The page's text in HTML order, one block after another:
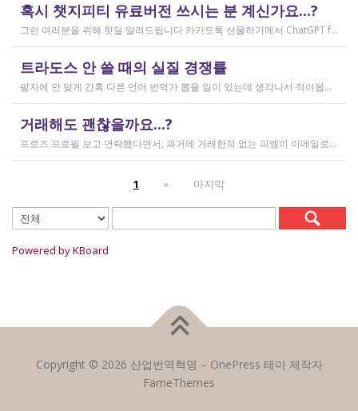
2026.02.20
혹시 챗지피티 유료버전 쓰시는 분 계신가요...?
그런 여러분을 위해 핫딜 알려드립니다 카카오톡 선물하기에서 ChatGPT for Kakao 쳐서 들어가 보시면 한달에 200달러짜리 프로 버전을 2만9천원에 팔고 있습니다. 이벤트 성이라서 계속 판매는 안 할 것 같고 5개 구매 제한도 있긴 하지만, 어차피 3만원씩 내고 플러스 버전 쓰시고 계시다면 같은 가격에 프로 써보는 것도 나쁘지 않을 것 같아요 ㅎㅎ 저도 혹시 사기 아닌가 긴가민가했는데 진짜 프로 버전 맞더라고요.
트라도스 안 쓸 때의 실질 경쟁률
팔자에 안 맞게 간혹 다른 언어 번역가 뽑을 일이 있는데 생각나서 적어봅니다 트라도스/메모큐를 사야 하냐? 라는 질문은 설득의 대상이 아니라고 생각해서 그냥 두는 편인데요 질문 전 적극적으로 정보를 찾아보는 상태에서는 의미가 있을 것입니다 뽑히는 입장에선 잘 모르는데, 뽑는 입장에서는 트라도스/메모큐 안 쓰는 사람은 걸러버리면 정말 편합니다 주어진 업무를 못 한다는 뜻이거든요 1) 용어 1천개가 든 용어집이 있음 2) 기존에 쓰던 번역 메모리가 있음 상당히 흔한 상황인데, 트라도스/메모큐를 안 쓰고 외워서 작업이 가능한 사람은 산업스파이 쪽으로 가셔야지 여기 있으면 안 됨 저 스크린샷에도 제가 답변한 사람은 얼마 안 되는데요 챗지피티로 '트라도스 사용자/기타 요건(단가 등)' 맞는 사람만 필터로 건져서 답변하는 겁니다 아마 트라도스 안 써도 되는 운전면허증 번역같은 업무도 있을 텐데, 그런 것은 단발성이고 업데이트가 없으며 없는 자들끼리 경쟁해서 경쟁률이 아주 높을 겁니다.
거래해도 괜찮을까요...?
프로즈 프로필 보고 연락했다면서, 과거에 거래한적 없는 피엠이 이메일로 의뢰를 주셨는데요 샘테도 보지 않고 4일안에 19000단어 영한번역을 해달라는데 거래해도 괜찮을까요..? 거래한적 한번도 없는 뉴비한테 샘테도 없이 프로젝트를 던져주니 이거 사기인거 아닌가 좀 걱정이 됩니다. 급한데 사람구하기 어려워서일까요? 게다가 전 이력서상 경력도 몇줄 안되는 초보중의 초보입니다...
1 » 마지막
Powered by KBoard
Copyright © 2026 산업번역혁명 – OnePress 테마 제작자
FameThemes